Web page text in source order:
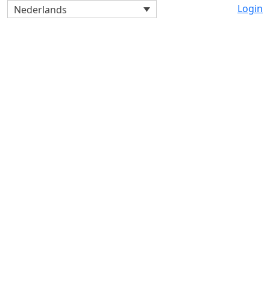
Nederlands Login